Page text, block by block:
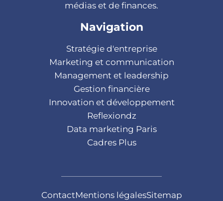
médias et de finances.
Navigation
Stratégie d'entreprise
Marketing et communication
Management et leadership
Gestion financière
Innovation et développement
Reflexiondz
Data marketing Paris
Cadres Plus
ContactMentions légalesSitemap